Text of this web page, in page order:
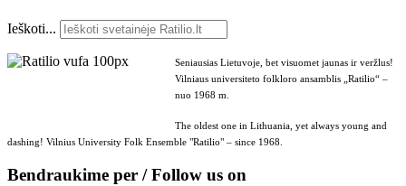
Ieškoti...
Seniausias Lietuvoje, bet visuomet jaunas ir veržlus!
Vilniaus universiteto folkloro ansamblis „Ratilio“ –
nuo 1968 m.
The oldest one in Lithuania, yet always young and
dashing! Vilnius University Folk Ensemble "Ratilio" – since 1968.
Bendraukime per / Follow us on